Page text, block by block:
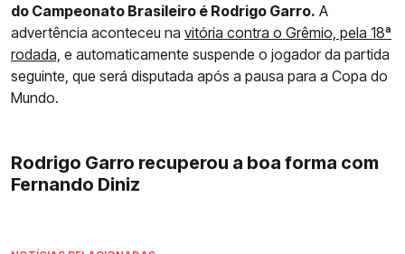
do Campeonato Brasileiro é Rodrigo Garro. A
advertência aconteceu na vitória contra o Grêmio, pela 18ª
rodada, e automaticamente suspende o jogador da partida
seguinte, que será disputada após a pausa para a Copa do
Mundo.
Rodrigo Garro recuperou a boa forma com
Fernando Diniz